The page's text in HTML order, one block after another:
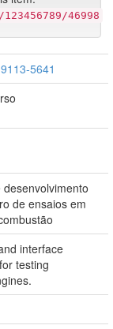
46998
5641
de ensaios em
interface
testing